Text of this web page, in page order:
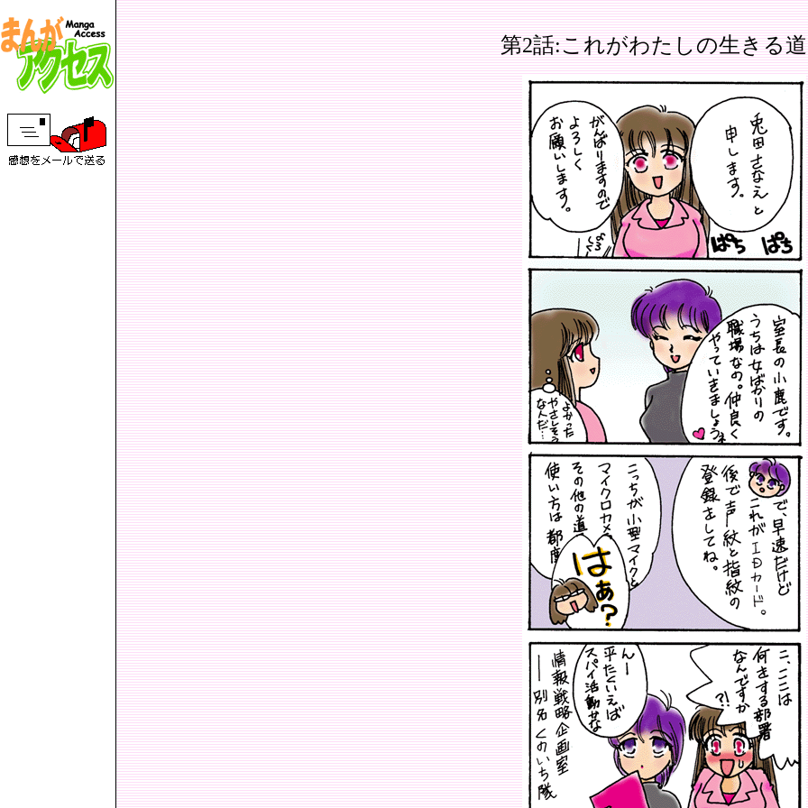
第2話:これがわたしの生きる